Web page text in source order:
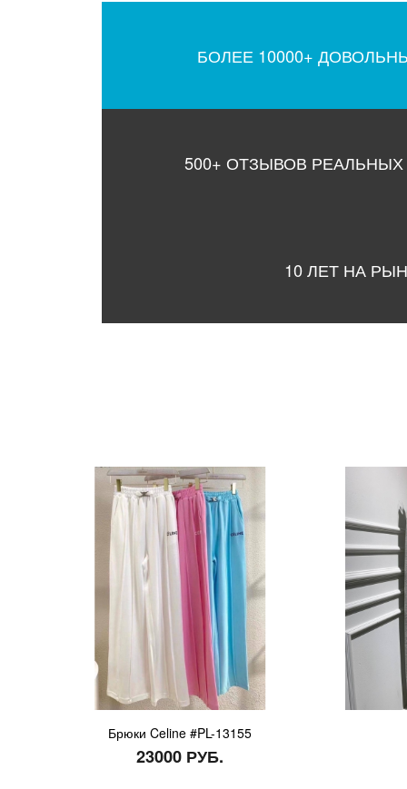
БОЛЕЕ 10000+
500+ ОТЗЫВОВ
10 ЛЕТ НА
Брюки Celine #PL-13155
23000 РУБ.